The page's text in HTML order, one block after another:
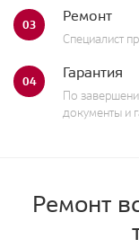
03 Ремонт
Специалист
04 Гарантия
По
документы и
Ремонт